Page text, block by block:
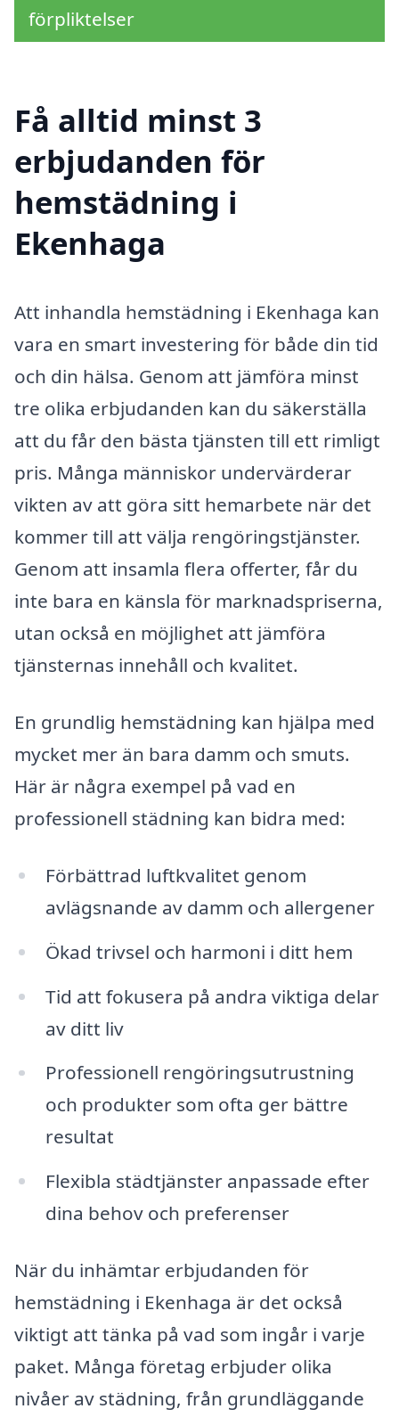
förpliktelser
Få alltid minst 3
erbjudanden för
hemstädning i
Ekenhaga
Att inhandla hemstädning i Ekenhaga kan
vara en smart investering för både din tid
och din hälsa. Genom att jämföra minst
tre olika erbjudanden kan du säkerställa
att du får den bästa tjänsten till ett rimligt
pris. Många människor undervärderar
vikten av att göra sitt hemarbete när det
kommer till att välja rengöringstjänster.
Genom att insamla flera offerter, får du
inte bara en känsla för marknadspriserna,
utan också en möjlighet att jämföra
tjänsternas innehåll och kvalitet.
En grundlig hemstädning kan hjälpa med
mycket mer än bara damm och smuts.
Här är några exempel på vad en
professionell städning kan bidra med:
Förbättrad luftkvalitet genom
avlägsnande av damm och allergener
Ökad trivsel och harmoni i ditt hem
Tid att fokusera på andra viktiga delar
av ditt liv
Professionell rengöringsutrustning
och produkter som ofta ger bättre
resultat
Flexibla städtjänster anpassade efter
dina behov och preferenser
När du inhämtar erbjudanden för
hemstädning i Ekenhaga är det också
viktigt att tänka på vad som ingår i varje
paket. Många företag erbjuder olika
nivåer av städning, från grundläggande